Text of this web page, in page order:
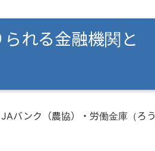
れる金融機関と
バンク（農協）・労働金庫（ろう